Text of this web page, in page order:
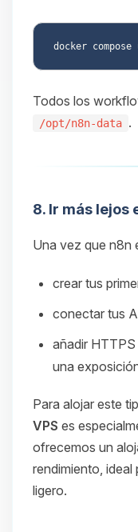
Todos los
/opt/n8n-data .
8. Ir más lejos
Una vez que n8n
crear tus
conectar tus
añadir
una
Para alojar este
VPS es
ofrecemos un
rendimiento,
ligero.